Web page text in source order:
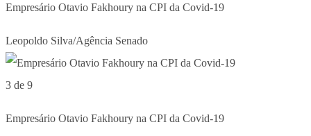
Empresário Otavio Fakhoury na CPI da Covid-19
Leopoldo Silva/Agência Senado
3 de 9
Empresário Otavio Fakhoury na CPI da Covid-19